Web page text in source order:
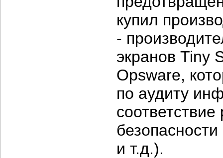
купил
-
экранов Tiny
Opsware,
по аудиту
и т.д.).